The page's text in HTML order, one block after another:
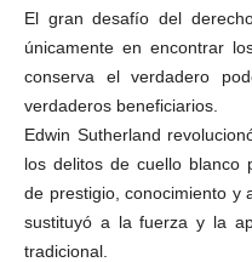
El gran desafío del
únicamente en encontrar
conserva el verdadero
verdaderos beneficiarios.
Edwin Sutherland
los delitos de cuello blanco
de prestigio, conocimiento y
sustituyó a la fuerza y la
tradicional.